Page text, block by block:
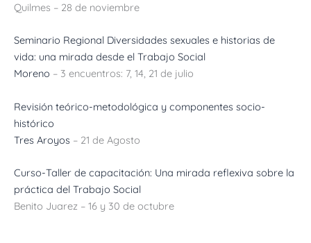
Quilmes – 28 de noviembre
Seminario Regional Diversidades sexuales e historias de
vida: una mirada desde el Trabajo Social
Moreno – 3 encuentros: 7, 14, 21 de julio
Revisión teórico-metodológica y componentes socio-
histórico
Tres Aroyos – 21 de Agosto
Curso-Taller de capacitación: Una mirada reflexiva sobre la
práctica del Trabajo Social
Benito Juarez – 16 y 30 de octubre